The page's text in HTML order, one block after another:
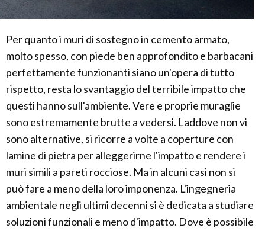
Per quanto i muri di sostegno in cemento armato,
molto spesso, con piede ben approfondito e barbacani
perfettamente funzionanti siano un'opera di tutto
rispetto, resta lo svantaggio del terribile impatto che
questi hanno sull'ambiente. Vere e proprie muraglie
sono estremamente brutte a vedersi. Laddove non vi
sono alternative, si ricorre a volte a coperture con
lamine di pietra per alleggerirne l'impatto e rendere i
muri simili a pareti rocciose. Ma in alcuni casi non si
può fare a meno della loro imponenza. L'ingegneria
ambientale negli ultimi decenni si è dedicata a studiare
soluzioni funzionali e meno d'impatto. Dove è possibile